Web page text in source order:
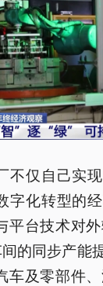
不仅自己实
字化转型的
平台技术对
的同步产能
车及零部件